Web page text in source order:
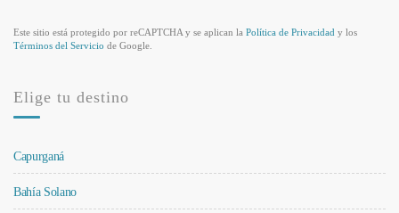
Este sitio está protegido por reCAPTCHA y se aplican la Política de Privacidad y los
Términos del Servicio de Google.
Elige tu destino
Capurganá
Bahía Solano